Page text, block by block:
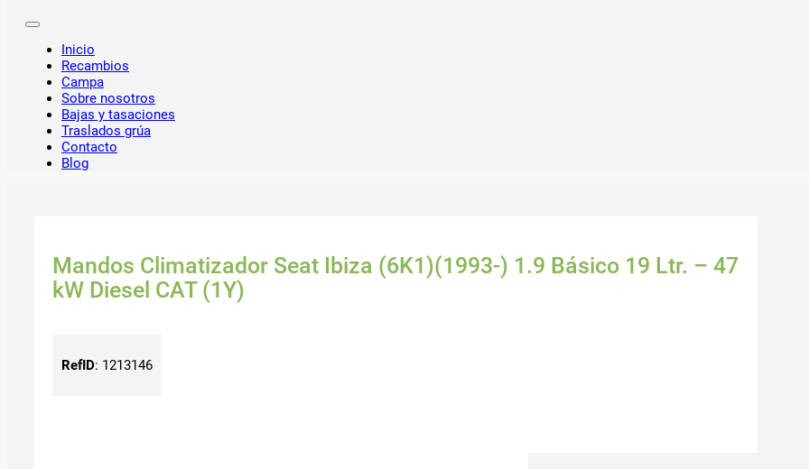
Inicio
Recambios
Campa
Sobre nosotros
Bajas y tasaciones
Traslados grúa
Contacto
Blog
Mandos Climatizador Seat Ibiza (6K1)(1993-) 1.9 Básico 19 Ltr. – 47
kW Diesel CAT (1Y)
RefID: 1213146